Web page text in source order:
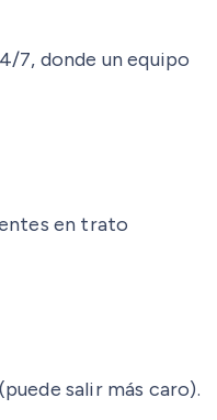
7, donde un equipo
en trato
salir más caro).